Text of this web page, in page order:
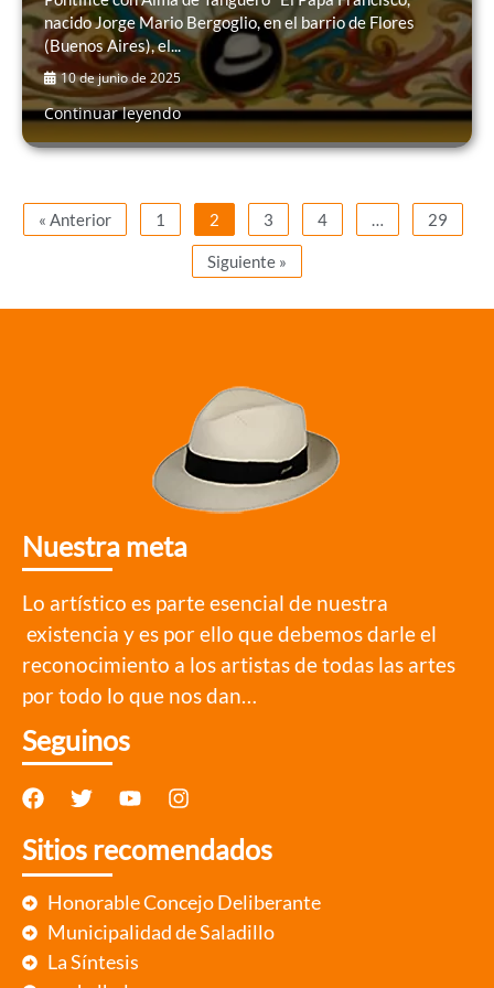
nacido Jorge Mario Bergoglio, en el barrio de Flores
(Buenos Aires), el...
10 de junio de 2025
Continuar leyendo
« Anterior 1 2 3 4 … 29
Siguiente »
Nuestra meta
Lo artístico es parte esencial de nuestra
existencia y es por ello que debemos darle el
reconocimiento a los artistas de todas las artes
por todo lo que nos dan…
Seguinos
Sitios recomendados
Honorable Concejo Deliberante
Municipalidad de Saladillo
La Síntesis